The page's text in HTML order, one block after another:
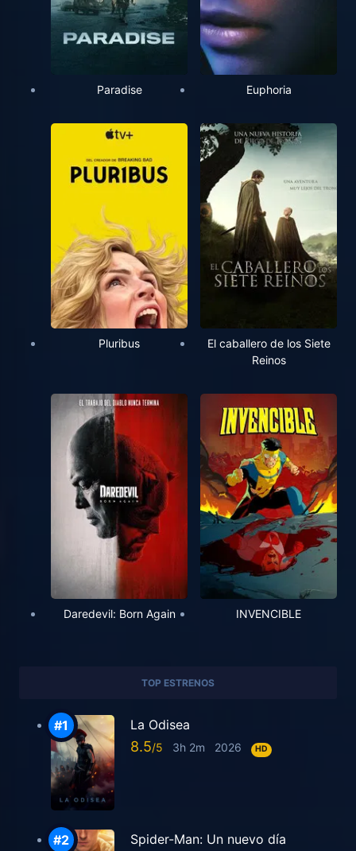
Paradise Euphoria
Pluribus
El caballero de los Siete
Reinos
Daredevil: Born Again INVENCIBLE
TOP ESTRENOS
La Odisea
8.5 3h 2m 2026 HD
Spider-Man: Un nuevo día